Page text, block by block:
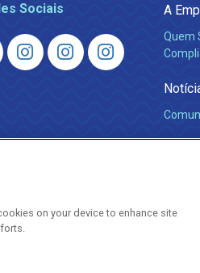
Sociais A
Quem
Copyright © 2026 -
on your device to enhance site